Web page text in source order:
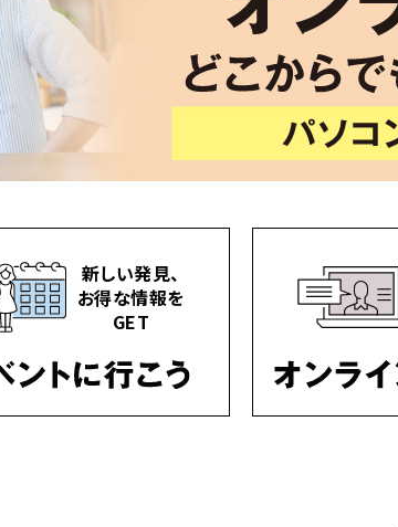
新しい発見、
お得な情報を
GET